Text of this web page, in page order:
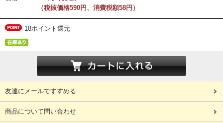
（税抜価格590円、消費税額58円）
18ポイント還元
友達にメールですすめる
商品について問い合わせ